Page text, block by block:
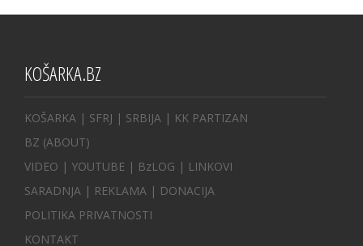
KOŠARKA.BZ
KOŠARKA | SFRJ | SRBIJA | KK PARTIZAN
BZ (ABOUT)
VIDEO | YOUTUBE | BzLOG | LINKOVI
SARADNJA | REKLAMA | DONACIJA
POLITIKA PRIVATNOSTI
KONTAKT